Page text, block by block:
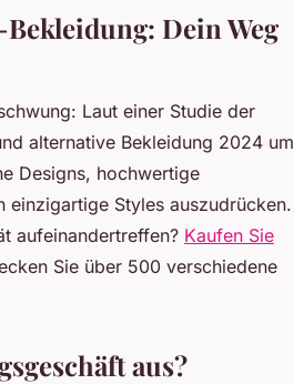
Dein Weg
Laut einer Studie der
alternative Bekleidung 2024 um
Designs, hochwertige
Styles auszudrücken.
aufeinandertreffen? Kaufen Sie
Sie über 500 verschiedene
aus?